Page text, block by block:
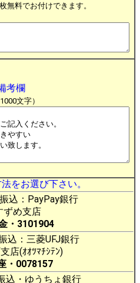
無料でお付けできます。
考欄
文字）
をお選び下さい。
込：PayPay銀行
め支店
・3101904
込：三菱UFJ銀行
(ｵｵﾂﾏﾁｼﾃﾝ)
・0078157
込・ゆうちょ銀行